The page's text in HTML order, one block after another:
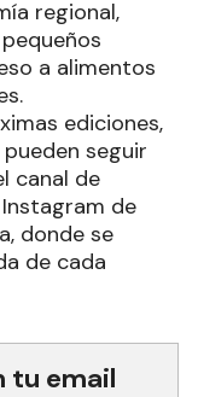
regional,
a alimentos
ediciones,
seguir
canal de
de
donde se
de cada
tu email